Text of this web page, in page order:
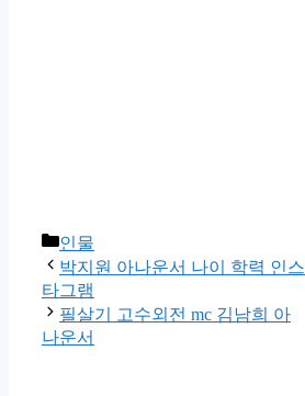
카
테
고
리
인물
박지원 아나운서 나이 학력 인스
타그램
필살기 고수외전 mc 김남희 아
나운서